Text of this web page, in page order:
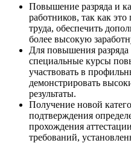
Повышение разряда и
работников, так как
труда, обеспечить
более высокую
Для повышения
специальные курсы
участвовать в
демонстрировать
результаты.
Получение новой
подтверждения
прохождения
требований,